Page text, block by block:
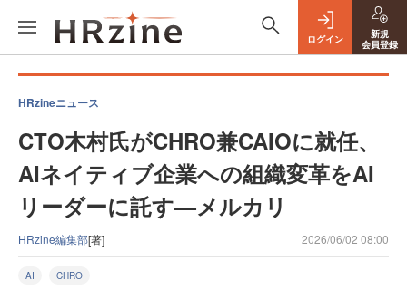
ログイン
新規
会員登録
HRzineニュース
CTO木村氏がCHRO兼CAIOに就任、
AIネイティブ企業への組織変革をAI
リーダーに託す—メルカリ
HRzine編集部[著] 2026/06/02 08:00
AI CHRO